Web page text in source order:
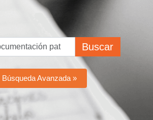
Buscar
Búsqueda Avanzada »